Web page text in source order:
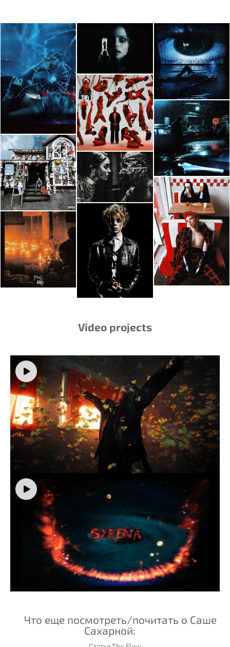
Video projects
Что еще посмотреть/почитать о Саше
Сахарной: